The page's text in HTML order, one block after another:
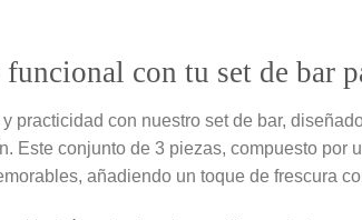
con tu set de bar
practicidad con nuestro set de bar,
Este conjunto de 3 piezas, compuesto por
añadiendo un toque de frescura